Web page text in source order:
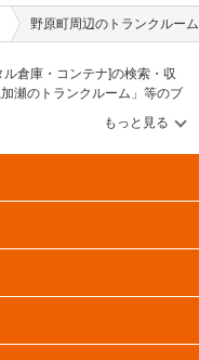
野原町周辺のトランクルー
倉庫・コンテナ]の検索・収
瀬のトランクルーム」等のブ
して、広さ・料金[賃料]・セキ
希望条件で絞込み！豊富な物
単に探せるトランクルーム情
を見つけたら、メールか電話